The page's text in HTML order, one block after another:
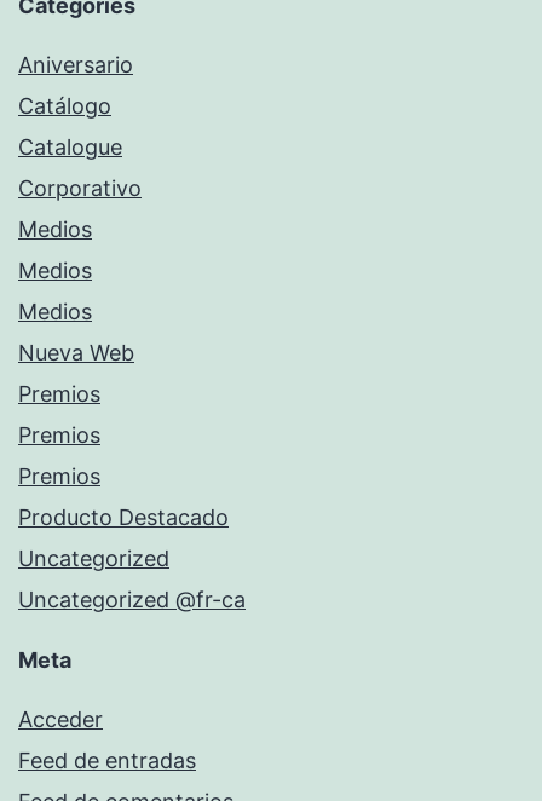
Categories
Aniversario
Catálogo
Catalogue
Corporativo
Medios
Medios
Medios
Nueva Web
Premios
Premios
Premios
Producto Destacado
Uncategorized
Uncategorized @fr-ca
Meta
Acceder
Feed de entradas